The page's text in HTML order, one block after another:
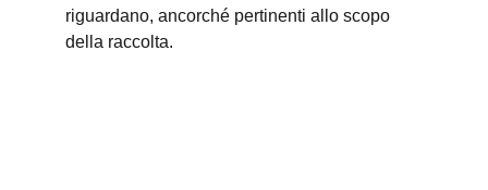
riguardano, ancorché pertinenti allo scopo
della raccolta.